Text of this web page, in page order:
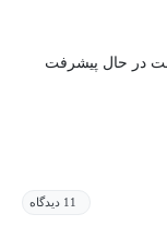
در حال پیشرفت
11 دیدگاه